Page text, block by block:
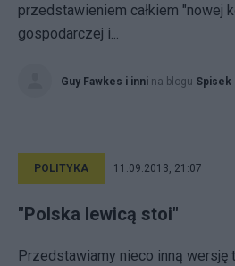
przedstawieniem całkiem "nowej
gospodarczej i...
Guy Fawkes i inni na blogu Spisek
POLITYKA 11.09.2013, 21:07
"Polska lewicą stoi"
Przedstawiamy nieco inną wersję